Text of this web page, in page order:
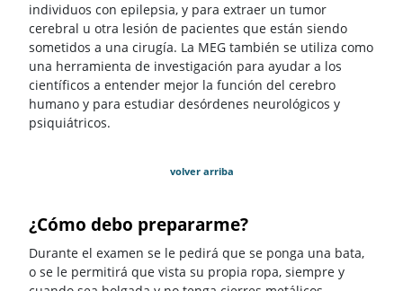
individuos con epilepsia, y para extraer un tumor
cerebral u otra lesión de pacientes que están siendo
sometidos a una cirugía. La MEG también se utiliza como
una herramienta de investigación para ayudar a los
científicos a entender mejor la función del cerebro
humano y para estudiar desórdenes neurológicos y
psiquiátricos.
volver arriba
¿Cómo debo prepararme?
Durante el examen se le pedirá que se ponga una bata,
o se le permitirá que vista su propia ropa, siempre y